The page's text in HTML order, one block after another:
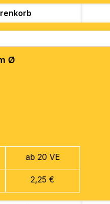
Ø
ab 20 VE
2,25 €